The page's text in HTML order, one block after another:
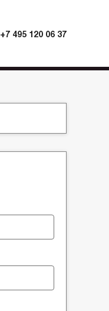
+7 495 120 06 37